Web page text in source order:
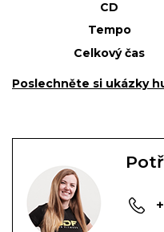
CD
Tempo
Celkový čas
Poslechněte si ukázky